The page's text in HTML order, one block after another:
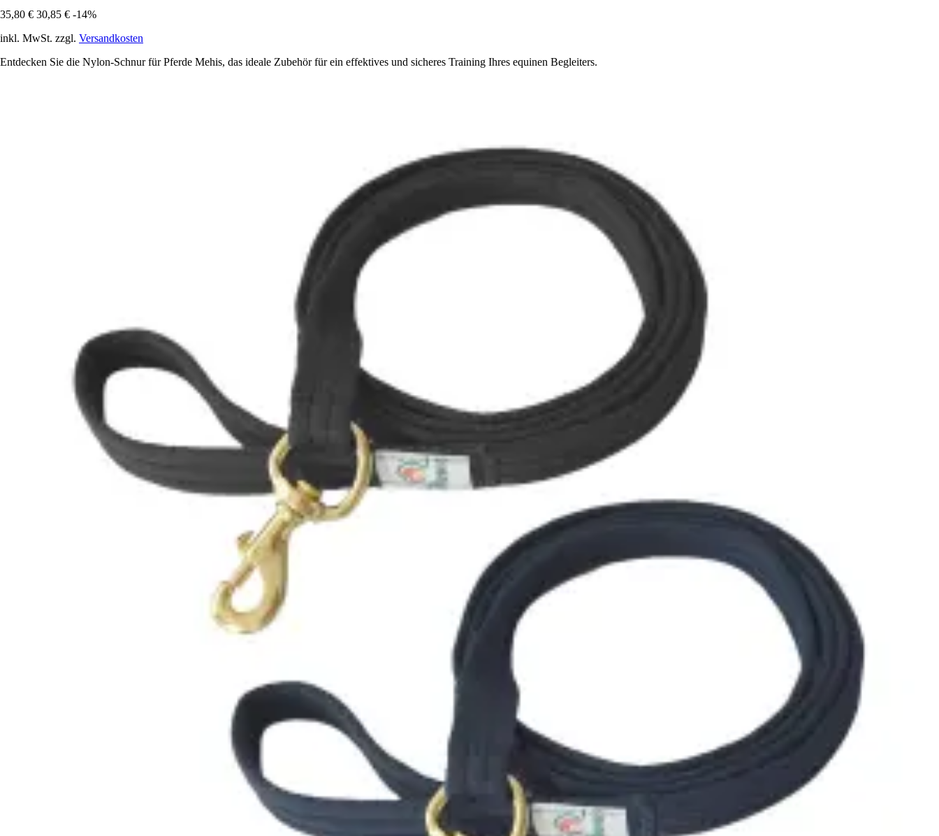
35,80 € 30,85 € -14%
inkl. MwSt. zzgl. Versandkosten
Entdecken Sie die Nylon-Schnur für Pferde Mehis, das ideale Zubehör für ein effektives und sicheres Training Ihres equinen Begleiters.